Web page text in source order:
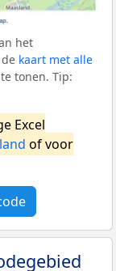
het
kaart met alle
te tonen. Tip:
Excel
of voor